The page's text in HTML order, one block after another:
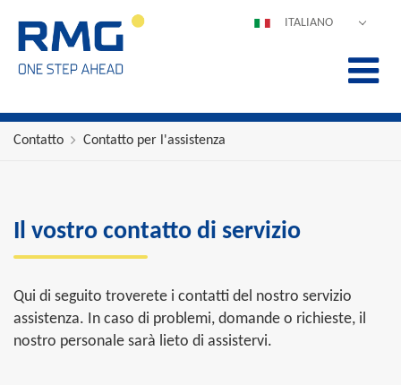
ITALIANO
PORTUGUÊS
Contatto Contatto per l'assistenza
Il vostro contatto di servizio
Qui di seguito troverete i contatti del nostro servizio
assistenza. In caso di problemi, domande o richieste, il
nostro personale sarà lieto di assistervi.